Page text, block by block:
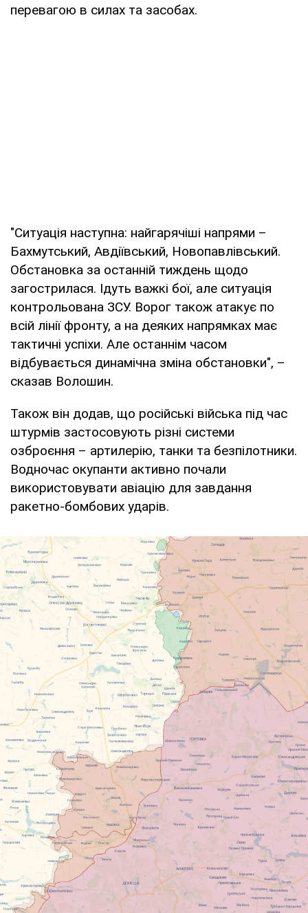
перевагою в силах та засобах.
"Ситуація наступна: найгарячіші напрями –
Бахмутський, Авдіївський, Новопавлівський.
Обстановка за останній тиждень щодо
загострилася. Ідуть важкі бої, але ситуація
контрольована ЗСУ. Ворог також атакує по
всій лінії фронту, а на деяких напрямках має
тактичні успіхи. Але останнім часом
відбувається динамічна зміна обстановки", –
сказав Волошин.
Також він додав, що російські війська під час
штурмів застосовують різні системи
озброєння – артилерію, танки та безпілотники.
Водночас окупанти активно почали
використовувати авіацію для завдання
ракетно-бомбових ударів.